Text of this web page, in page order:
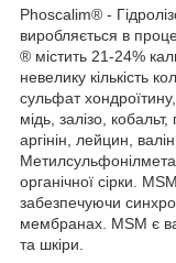
Phoscalim® -
виробляється в
® містить 21-24%
невелику кількість
сульфат
мідь, залізо,
аргінін, лейцин,
органічної сірки.
забезпечуючи
мембранах. MSM є
та шкіри.